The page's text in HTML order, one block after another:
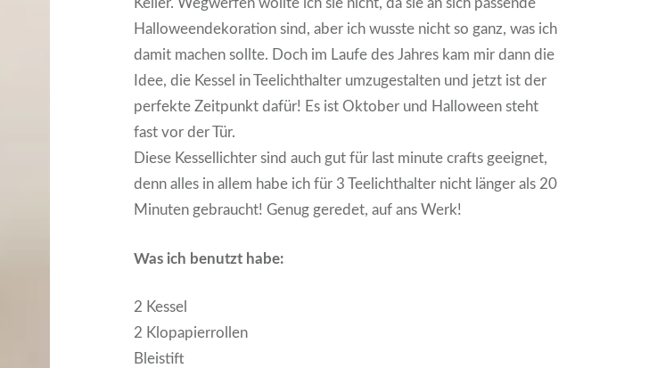
Keller. Wegwerfen wollte ich sie nicht, da sie an sich passende
Halloweendekoration sind, aber ich wusste nicht so ganz, was ich
damit machen sollte. Doch im Laufe des Jahres kam mir dann die
Idee, die Kessel in Teelichthalter umzugestalten und jetzt ist der
perfekte Zeitpunkt dafür! Es ist Oktober und Halloween steht
fast vor der Tür.
Diese Kessellichter sind auch gut für last minute crafts geeignet,
denn alles in allem habe ich für 3 Teelichthalter nicht länger als 20
Minuten gebraucht! Genug geredet, auf ans Werk!
Was ich benutzt habe:
2 Kessel
2 Klopapierrollen
Bleistift